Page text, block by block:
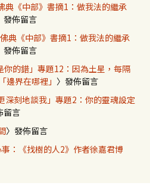
典《中部》書摘1：做我法的繼承
發佈留言
典《中部》書摘1：做我法的繼承
發佈留言
你的錯」專題12：因為土星，每隔
界在哪裡」 〉發佈留言
深刻地談我」專題2：你的靈魂設定
留言
〉發佈留言
：《找樹的人2》作者徐嘉君博